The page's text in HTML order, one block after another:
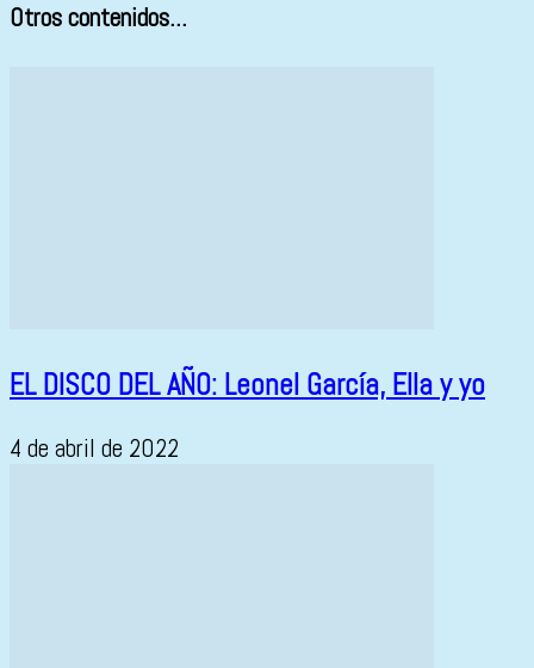
Otros contenidos...
EL DISCO DEL AÑO: Leonel García, Ella y yo
4 de abril de 2022